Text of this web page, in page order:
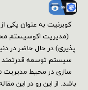
کوبرنیت به عنوان یکی
(مدیریت اکوسیستم
پذیری) در حال حاضر در
سیستم توسعه قدرتمند
سازی در محیط مدیریت
باشد. از این رو در این